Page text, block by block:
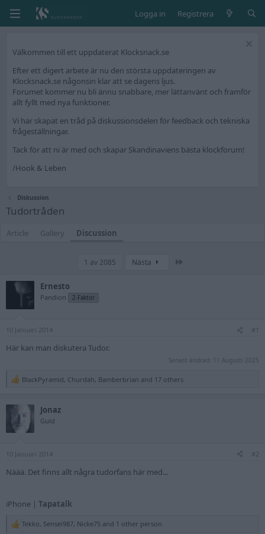
Logga in Registrera
Välkommen till ett uppdaterat Klocksnack.se
Efter ett digert arbete är nu den största uppdateringen av
Klocksnack.se någonsin klar att se dagens ljus.
Forumet kommer nu bli ännu snabbare, mer lättanvänt och framför
allt fyllt med nya funktioner.
Vi har skapat en tråd på diskussionsdelen för feedback och tekniska
frågeställningar.
Tack för att ni är med och skapar Skandinaviens bästa klockforum!
/Hook & Leben
Diskussion
Tudortråden
Article Gallery Discussion
1 av 2085 Nästa
Ernesto
Pandion 2-Faktor
10 Januari 2014 #1
Här kan man diskutera Tudor.
Senast ändrad: 11 Augusti 2025
R
o
s
BlackPyramid, Churdah, Bamberbrian and 17 others
Jonaz
Guld
10 Januari 2014 #2
Näää. Det finns allt några tudorfans här med...
iPhone | Tapatalk
R
Tekko, Sensei987, Nicke75 and 1 other person